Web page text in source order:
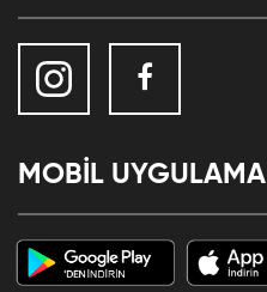
MOBİL UYGULAMA